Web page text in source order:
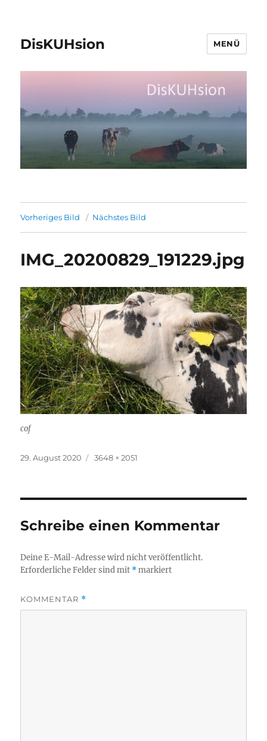
DisKUHsion MENÜ
Vorheriges Bild Nächstes Bild
IMG_20200829_191229.jpg
cof
Veröffentlicht
29. August 2020
Volle
3648 × 2051
Schreibe einen Kommentar
Deine E-Mail-Adresse wird nicht veröffentlicht.
Erforderliche Felder sind mit *markiert
KOMMENTAR *